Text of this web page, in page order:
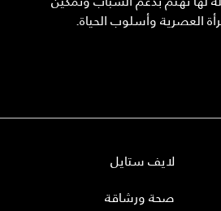
العصرية وأسلوب الحياة.
لايف ستايل
صحة ورشاقة